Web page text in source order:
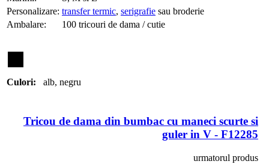
Personalizare: transfer termic, serigrafie sau broderie
Ambalare:
100 tricouri de dama / cutie
Culori: alb, negru
Tricou de dama din bumbac cu maneci scurte si
guler in V - F12285
urmatorul produs